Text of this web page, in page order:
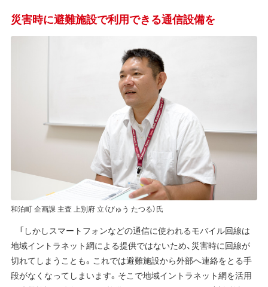
災害時に避難施設で利用できる通信設備を
和泊町 企画課 主査 上別府 立（びゅう たつる）氏
「しかしスマートフォンなどの通信に使われるモバイル回線は
地域イントラネット網による提供ではないため、災害時に回線が
切れてしまうことも。これでは避難施設から外部へ連絡をとる手
段がなくなってしまいます。そこで地域イントラネット網を活用